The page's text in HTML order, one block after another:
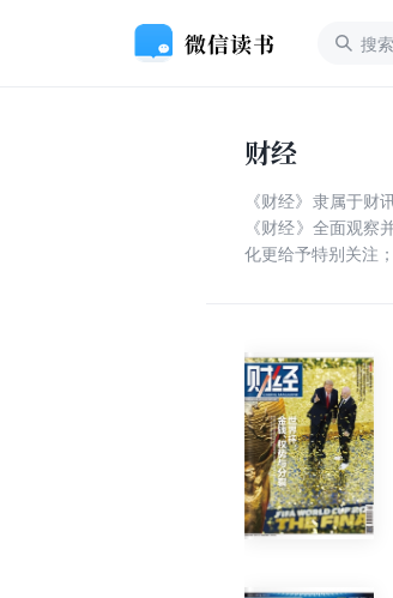
财经
《财经》隶属于
《财经》全面观
化更给予特别关注